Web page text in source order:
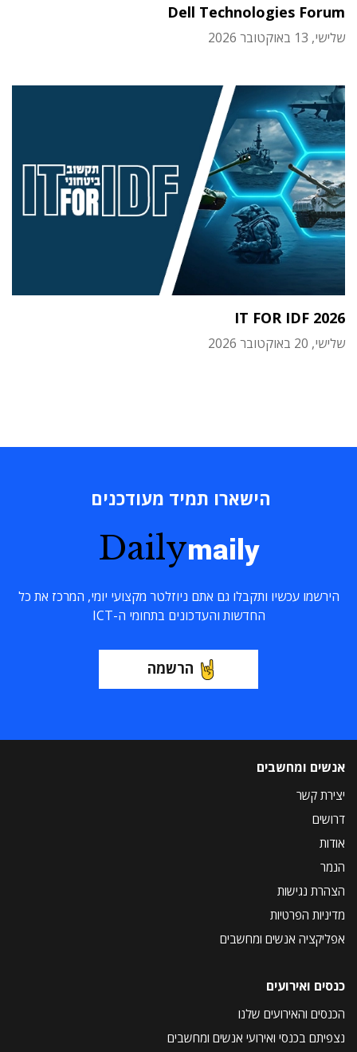
Dell Technologies Forum
שלישי, 13 באוקטובר 2026
IT FOR IDF 2026
שלישי, 20 באוקטובר 2026
הישארו תמיד מעודכנים
Dailymaily
הירשמו עכשיו ותקבלו גם אתם ניוזלטר מקצועי יומי, המרכז את כל
החדשות והעדכונים בתחומי ה-ICT
הרשמה
אנשים ומחשבים
יצירת קשר
דרושים
אודות
הנמר
הצהרת נגישות
מדיניות הפרטיות
אפליקציה אנשים ומחשבים
כנסים ואירועים
הכנסים והאירועים שלנו
נצפיתם בכנסי ואירועי אנשים ומחשבים